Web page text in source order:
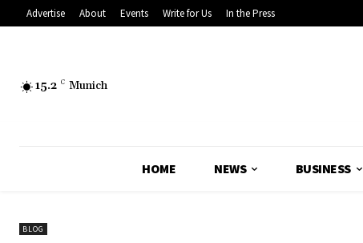
Advertise About Events Write for Us In the Press
15.2 C Munich
HOME NEWS BUSINESS
BLOG